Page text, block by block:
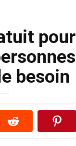
pour
besoin